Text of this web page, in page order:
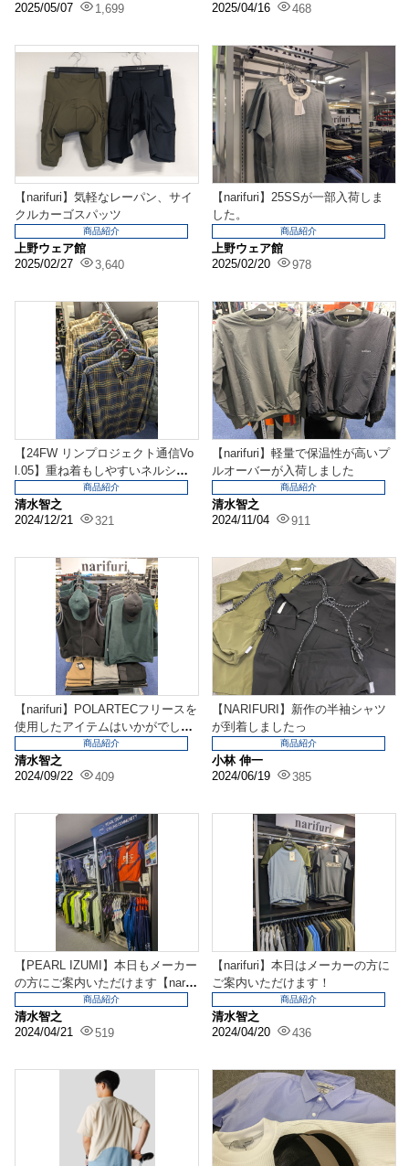
2025/05/07
1,699
2025/04/16
468
【narifuri】気軽なレーパン、サイ
クルカーゴスパッツ
上野ウェア館
2025/02/27
3,640
商品紹介
【narifuri】25SSが一部入荷しま
した。
上野ウェア館
2025/02/20
978
商品紹介
【24FW リンプロジェクト通信Vo
l.05】重ね着もしやすいネルシャ
清水智之
2024/12/21
321
商品紹介
【narifuri】軽量で保温性が高いプ
ルオーバーが入荷しました
清水智之
2024/11/04
911
商品紹介
【narifuri】POLARTECフリースを
使用したアイテムはいかがでしょ
清水智之
2024/09/22
409
商品紹介
【NARIFURI】新作の半袖シャツ
が到着しましたっ
小林 伸一
2024/06/19
385
商品紹介
【PEARL IZUMI】本日もメーカー
の方にご案内いただけます【narif
清水智之
2024/04/21
519
商品紹介
【narifuri】本日はメーカーの方に
ご案内いただけます！
清水智之
2024/04/20
436
商品紹介